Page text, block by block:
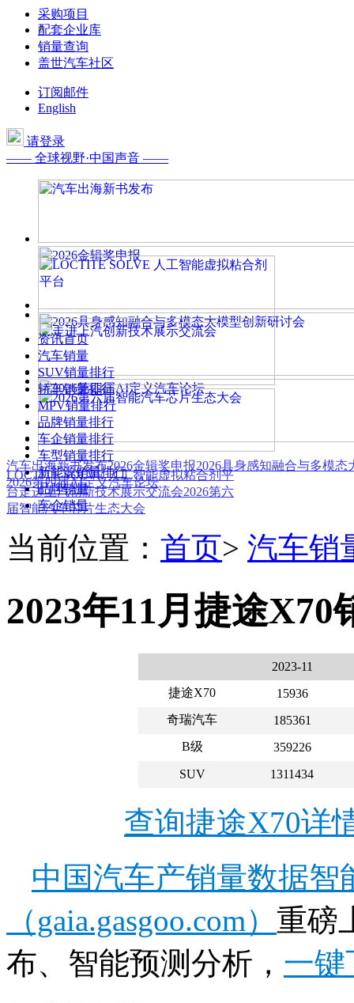
采购项目
配套企业库
销量查询
盖世汽车社区
订阅邮件
English
请登录
—— 全球视野·中国声音 ——
汽车出海新书发布2026金辑奖申报2026具身感知融合与多模态
2026第四届AI定义汽车论坛
LOCTITE SOLVE 人工智能虚拟粘合剂平
台走进上汽创新技术展示交流会2026第六
届智能汽车芯片生态大会
资讯首页
汽车销量
SUV销量排行
轿车销量排行
MPV销量排行
品牌销量排行
车企销量排行
车型销量排行
新能源销量排行
品牌销量
车企销量
当前位置： 首页> 汽车销
2023年11月捷途X70
2023-11
捷途X70
15936
奇瑞汽车
185361
B级
359226
SUV
1311434
查询捷途X70详
中国汽车产销量数据
（gaia.gasgoo.com） 重磅
布、智能预测分析， 一键